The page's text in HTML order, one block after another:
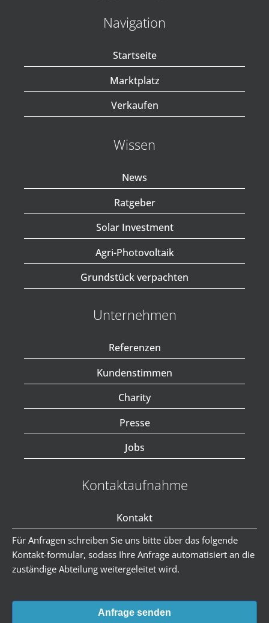
Navigation
Startseite
Marktplatz
Verkaufen
Wissen
News
Ratgeber
Solar Investment
Agri-Photovoltaik
Grundstück verpachten
Unternehmen
Referenzen
Kundenstimmen
Charity
Presse
Jobs
Kontaktaufnahme
Kontakt
Für Anfragen schreiben Sie uns bitte über das folgende
Kontakt-formular, sodass Ihre Anfrage automatisiert an die
zuständige Abteilung weitergeleitet wird.
Anfrage senden